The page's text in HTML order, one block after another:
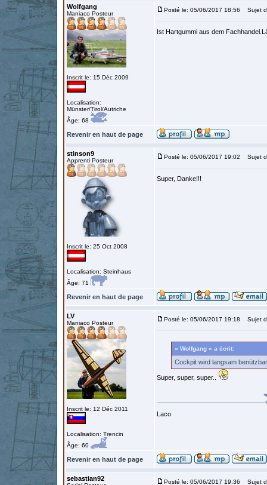
Wolfgang
Maniaco Posteur
Inscrit le: 15 Déc 2009
Localisation:
Münster/Tirol/Autriche
Âge: 68
Posté le: 05/06/2017 18:56 Sujet
Ist Hartgummi aus dem
Revenir en haut de page
stinson9
Apprenti Posteur
Inscrit le: 25 Oct 2008
Localisation: Steinhaus
Âge: 71
Posté le: 05/06/2017 19:02 Sujet
Super, Danke!!!
Revenir en haut de page
LV
Maniaco Posteur
Inscrit le: 12 Déc 2011
Localisation: Trencin
Âge: 60
Posté le: 05/06/2017 19:18 Sujet
« Wolfgang » a écrit:
Cockpit wird langsam
Super, super, super..
Laco
Revenir en haut de page
sebastian92 Posté le: 05/06/2017 19:36 Sujet